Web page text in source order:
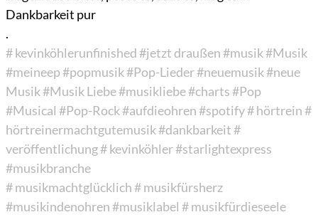
Dankbarkeit pur
.
# kevinköhlerunfinished#jetzt draußen#musik#Musik
#meineep#popmusik#Pop-Lieder#neuemusik#neue
Musik#Musik Liebe#musikliebe#charts#Pop
#Musical #Pop-Rock#aufdieohren#spotify# hörtrein#
hörtreinermachtgutemusik#dankbarkeit#
veröffentlichung# kevinköhler#starlightexpress
#musikbranche
# musikmachtglücklich# musikfürsherz
#musikindenohren#musiklabel # musikfürdieseele